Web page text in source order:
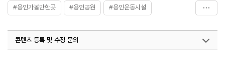
#용인가볼만한곳 #용인공원 #용인운동시설
콘텐츠 등록 및 수정 문의